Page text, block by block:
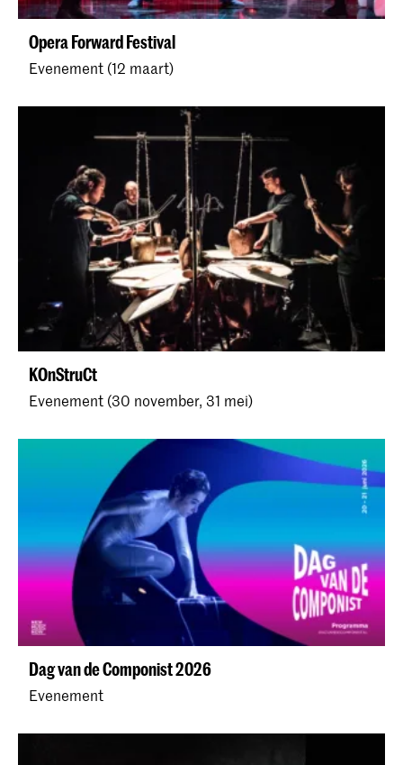
Opera Forward Festival
Evenement (12 maart)
KOnStruCt
Evenement (30 november, 31 mei)
Dag van de Componist 2026
Evenement